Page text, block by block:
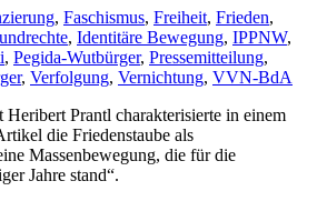
, Faschismus, Freiheit, Frieden,
, Identitäre Bewegung, IPPNW,
, Pegida-Wutbürger, Pressemitteilung,
, Verfolgung, Vernichtung, VVN-BdA
Heribert Prantl charakterisierte in einem
die Friedenstaube als
Massenbewegung, die für die
Jahre stand“.